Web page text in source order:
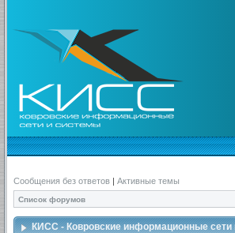
Сообщения без ответов | Активные темы
Список форумов
КИСС - Ковровские информационные